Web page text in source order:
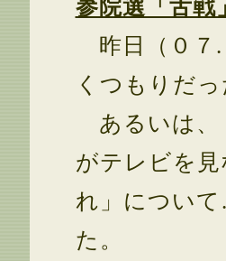
参院選「舌戦
昨日（０７.
くつもりだ
あるいは、
がテレビを
れ」につい
た。